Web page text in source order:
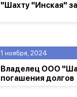
1 ноября, 2024
Владелец ООО
погашения долгов
"Шахту "Инская"